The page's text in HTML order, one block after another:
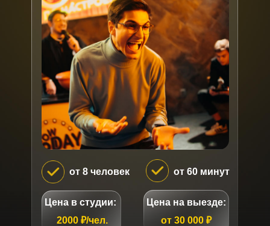
Цена в студии:
Цена на выезде:
2000 ₽/чел.
от 30 000 ₽
от 8 человек от 60 минут